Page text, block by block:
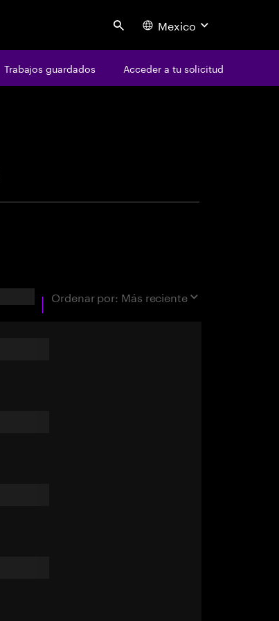
Search Mexico
Trabajos guardados Acceder a tu solicitud
Ordenar por: Más reciente